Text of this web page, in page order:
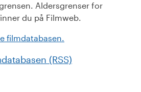
Aldersgrenser for
du på Filmweb.
filmdatabasen.
(RSS)